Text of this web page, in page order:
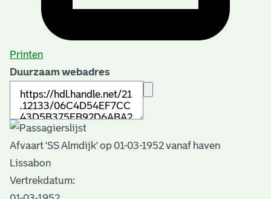
Printen
Duurzaam webadres
Afvaart 'SS Almdijk' op 01-03-1952 vanaf haven
Lissabon
Vertrekdatum: